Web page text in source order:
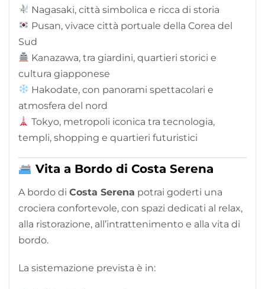
Nagasaki, città simbolica e ricca di storia
Pusan, vivace città portuale della Corea del
Sud
Kanazawa, tra giardini, quartieri storici e
cultura giapponese
Hakodate, con panorami spettacolari e
atmosfera del nord
Tokyo, metropoli iconica tra tecnologia,
templi, shopping e quartieri futuristici
Vita a Bordo di Costa Serena
A bordo di Costa Serena potrai goderti una
crociera confortevole, con spazi dedicati al relax,
alla ristorazione, all’intrattenimento e alla vita di
bordo.
La sistemazione prevista è in: